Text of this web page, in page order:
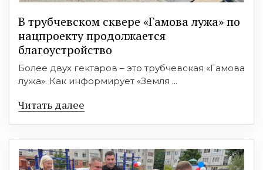
В трубчевском сквере «Гамова лужа» по
нацпроекту продолжается
благоустройство
Более двух гектаров – это трубчевская «Гамова
лужа». Как информирует «Земля ...
Читать далее